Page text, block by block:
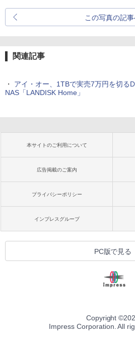
この写真の記
関連記事
・ アイ・オー、1TBで実売7万円を切る
NAS「LANDISK Home」
本サイトのご利用について
広告掲載のご案内
プライバシーポリシー
インプレスグループ
PC版で見る
Copyright ©
Impress Corporation. All